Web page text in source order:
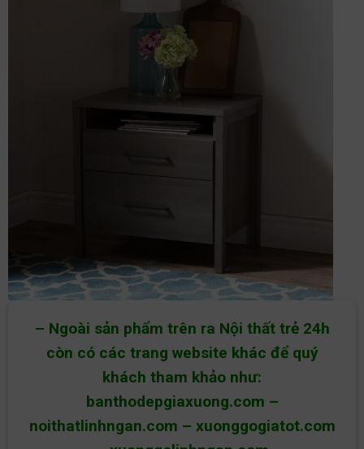
– Ngoài sản phẩm trên ra Nội thất trẻ 24h
còn có các trang website khác để quý
khách tham khảo như:
banthodepgiaxuong.com –
noithatlinhngan.com – xuonggogiatot.com